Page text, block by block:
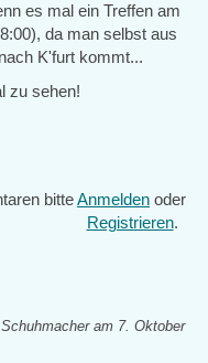
es mal ein Treffen am
da man selbst aus
K'furt kommt...
zu sehen!
bitteAnmelden oder
Registrieren.
am 7. Oktober